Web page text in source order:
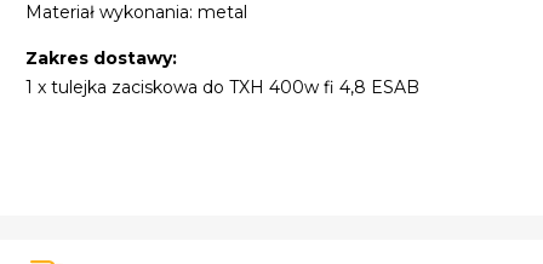
Materiał wykonania: metal
Zakres dostawy:
1 x tulejka zaciskowa do TXH 400w fi 4,8 ESAB